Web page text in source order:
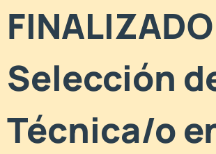
Selección
Técnica/o